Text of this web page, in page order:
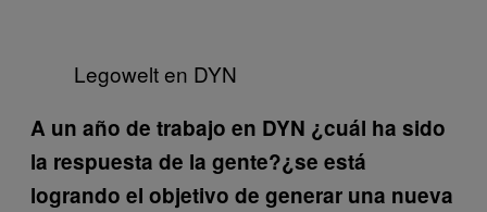
Legowelt en DYN
A un año de trabajo en DYN ¿cuál ha sido
la respuesta de la gente?¿se está
logrando el objetivo de generar una nueva